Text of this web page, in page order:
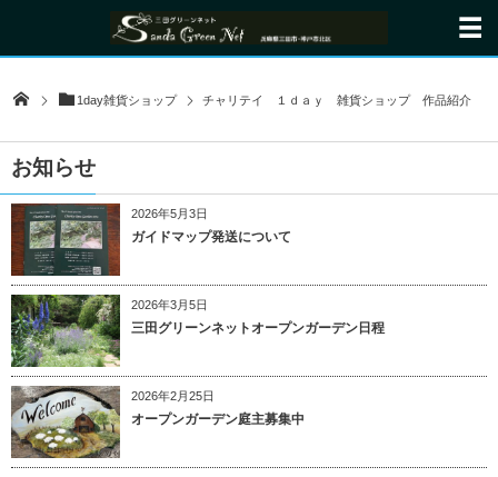
1day雑貨ショップ チャリテイ １ｄａｙ 雑貨ショップ 作品紹介
お知らせ
2026年5月3日
ガイドマップ発送について
2026年3月5日
三田グリーンネットオープンガーデン日程
2026年2月25日
オープンガーデン庭主募集中